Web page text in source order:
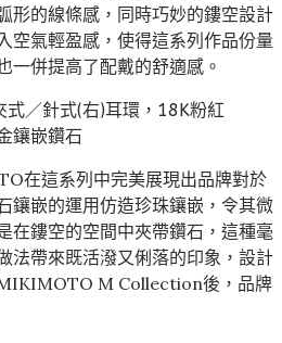
形的線條感，同時巧妙的鏤空設計
空氣輕盈感，使得這系列作品份量
一併提高了配戴的舒適感。
／針式(右)耳環，18K粉紅
鑲嵌鑽石
在這系列中完美展現出品牌對於
鑲嵌的運用仿造珍珠鑲嵌，令其微
在鏤空的空間中夾帶鑽石，這種毫
法帶來既活潑又俐落的印象，設計
M Collection後，品牌